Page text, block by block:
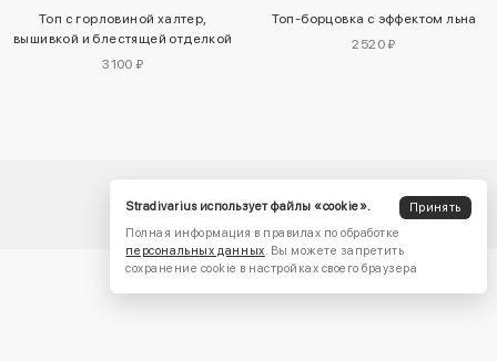
Топ с горловиной халтер,
вышивкой и блестящей отделкой
3100 ₽
Топ-борцовка с эффектом льна
2520 ₽
Stradivarius использует файлы «cookie».
Принять
Полная информация в правилах по обработке
персональных данных . Вы можете запретить
сохранение cookie в настройках своего браузера